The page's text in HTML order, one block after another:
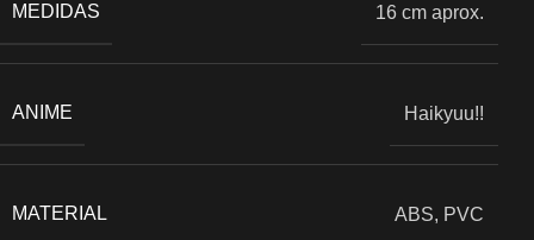
MEDIDAS 16 cm aprox.
ANIME Haikyuu!!
MATERIAL ABS, PVC